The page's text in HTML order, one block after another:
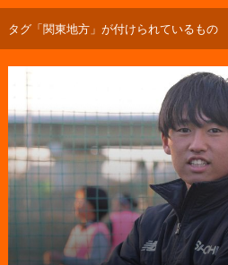
タグ「関東地方」が付けられているもの